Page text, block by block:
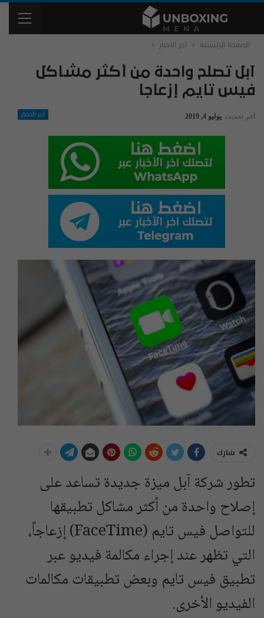
الصفحة الرئيسية آخر الاخبار
آبل تصلح واحدة من أكثر مشاكل
فيس تايم إزعاجا
آخر الاخبار آخر تحديث يوليو 4, 2019
شارك
تطور شركة آبل ميزة جديدة تساعد على
إصلاح واحدة من أكثر مشاكل تطبيقها
للتواصل فيس تايم (FaceTime) إزعاجاً،
التي تظهر عند إجراء مكالمة فيديو عبر
تطبيق فيس تايم وبعض تطبيقات مكالمات
الفيديو الأخرى.